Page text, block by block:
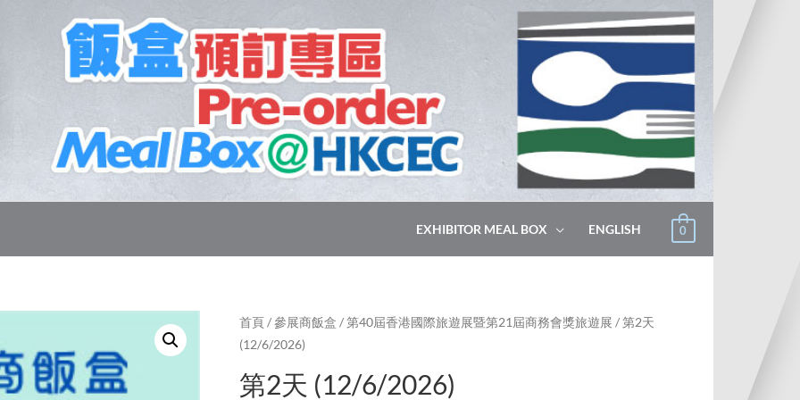
EXHIBITOR MEAL BOX ENGLISH 0
首頁/參展商飯盒 /第40屆香港國際旅遊展暨第21屆商務會獎旅遊展 / 第2天
(12/6/2026)
第2天 (12/6/2026)